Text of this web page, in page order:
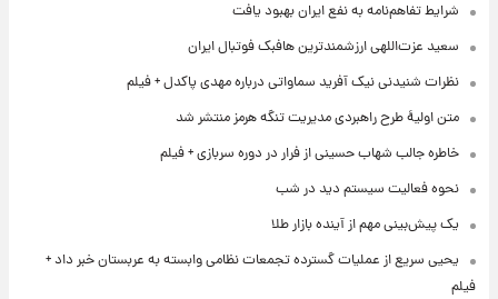
شرایط تفاهم‌نامه به نفع ایران بهبود یافت
سعید عزت‌اللهی ارزشمندترین هافبک فوتبال ایران
نظرات شنیدنی نیک آفرید سماواتی درباره مهدی پاکدل + فیلم
متن اولیۀ طرح راهبردی مدیریت تنگه هرمز منتشر شد
خاطره جالب شهاب حسینی از فرار در دوره سربازی + فیلم
نحوه فعالیت سیستم دید در شب
یک پیش‌بینی مهم از آینده بازار طلا
یحیی سریع از عملیات گسترده تجمعات نظامی وابسته به عربستان خبر داد +
فیلم